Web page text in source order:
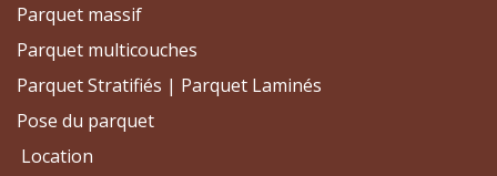
Parquet massif
Parquet multicouches
Parquet Stratifiés | Parquet Laminés
Pose du parquet
Location